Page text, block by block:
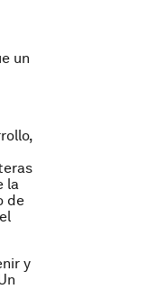
un
la
de
y